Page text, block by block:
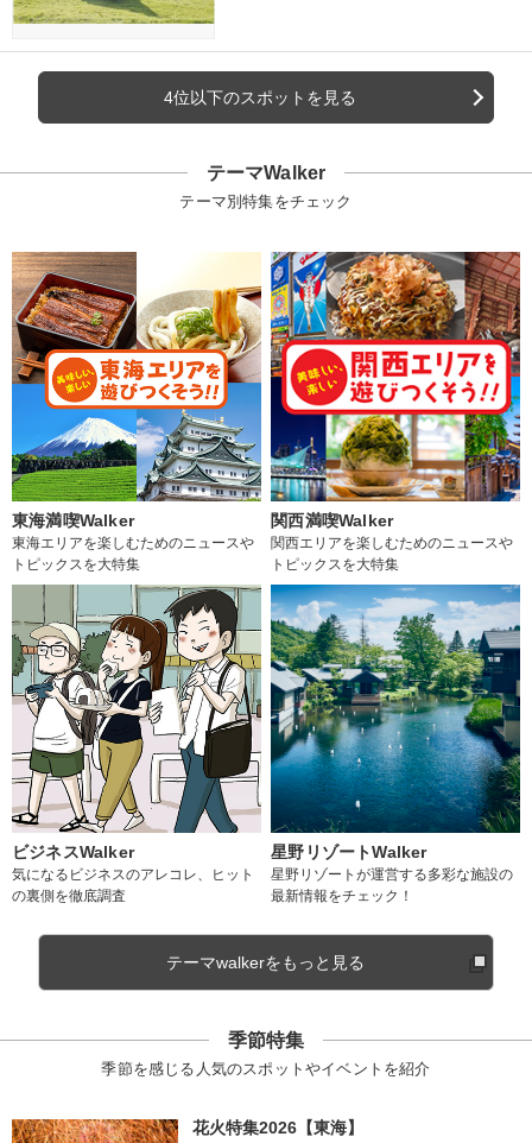
4位以下のスポットを見る
テーマWalker
テーマ別特集をチェック
東海満喫Walker
東海エリアを楽しむためのニュースや
トピックスを大特集
関西満喫Walker
関西エリアを楽しむためのニュースや
トピックスを大特集
ビジネスWalker
気になるビジネスのアレコレ、ヒット
の裏側を徹底調査
星野リゾートWalker
星野リゾートが運営する多彩な施設の
最新情報をチェック！
テーマwalkerをもっと見る
季節特集
季節を感じる人気のスポットやイベントを紹介
花火特集2026【東海】